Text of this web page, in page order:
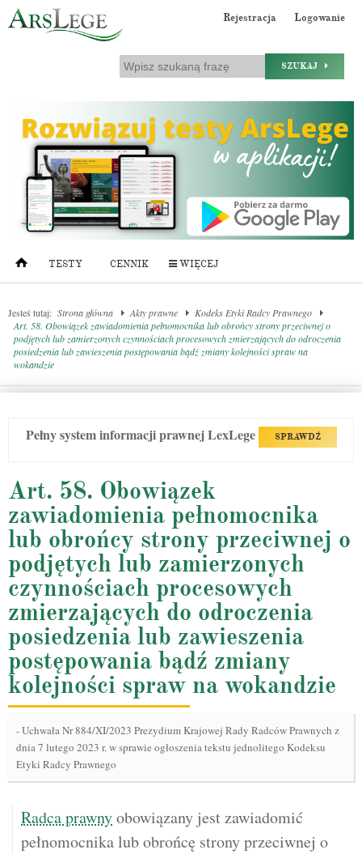
Rejestracja Logowanie
SZUKAJ
TESTY CENNIK WIĘCEJ
Jesteś tutaj: Strona główna Akty prawne
Kodeks Etyki Radcy Prawnego
Art. 58. Obowiązek zawiadomienia pełnomocnika lub obrońcy strony przeciwnej o
podjętych lub zamierzonych czynnościach procesowych zmierzających do odroczenia
posiedzenia lub zawieszenia postępowania bądź zmiany kolejności spraw na
wokandzie
Pełny system informacji prawnej LexLege SPRAWDŹ
Art. 58. Obowiązek
zawiadomienia pełnomocnika
lub obrońcy strony przeciwnej o
podjętych lub zamierzonych
czynnościach procesowych
zmierzających do odroczenia
posiedzenia lub zawieszenia
postępowania bądź zmiany
kolejności spraw na wokandzie
-Uchwała Nr 884/XI/2023 Prezydium Krajowej Rady Radców Prawnych z
dnia 7 lutego 2023 r. w sprawie ogłoszenia tekstu jednolitego Kodeksu
Etyki Radcy Prawnego
Radca prawnyobowiązany jest zawiadomić
pełnomocnika lub obrońcę strony przeciwnej o